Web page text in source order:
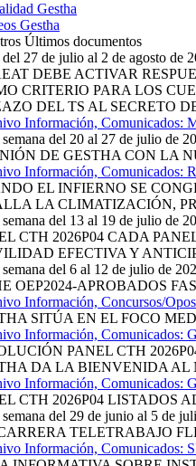
Gestha
27 de julio al 2 de agosto de
DEBE ACTIVAR
CRITERIO PARA LOS
DEL TS AL SECRETO
del 20 al 27 de julio de
DE GESTHA CON LA
EL INFIERNO SE
LA CLIMATIZACIÓN,
del 13 al 19 de julio de
CTH 2026P04 CADA
EFECTIVA Y
del 6 al 12 de julio de
OEP2024-APROBADOS
SITÚA EN EL FOCO
PANEL CTH
DA LA BIENVENIDA AL
CTH 2026P04 LISTADOS
del 29 de junio al 5 de
TELETRABAJO